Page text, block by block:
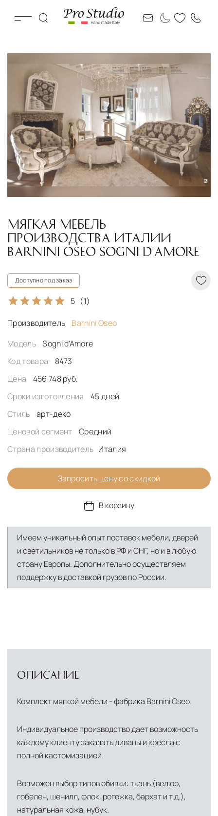
МЯГКАЯ МЕБЕЛЬ
ПРОИЗВОДСТВА ИТАЛИИ
BARNINI OSEO SOGNI D'AMORE
Доступно под заказ
5 (1)
Производитель
Barnini Oseo
Модель
Sogni d'Amore
Код товара
8473
Цена
456 748 руб.
Сроки изготовления
45 дней
Стиль
арт-деко
Ценовой сегмент
Средний
Страна производитель Италия
Запросить цену со скидкой
В корзину
Имеем уникальный опыт поставок мебели, дверей
и светильников не только в РФ и СНГ, но и в любую
страну Европы. Дополнительно осуществляем
поддержку в доставкой грузов по России.
ОПИСАНИЕ
Комплект мягкой мебели - фабрика Barnini Oseo.
Индивидуальное производство дает возможность
каждому клиенту заказать диваны и кресла с
полной кастомизацией.
Возможен выбор типов обивки: ткань (велюр,
гобелен, шенилл, флок, рогожка, бархат и т.д.),
натуральная кожа, нубук.